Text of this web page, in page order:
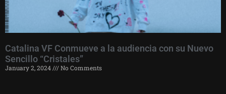
Catalina VF Conmueve a la audiencia con su Nuevo
Sencillo “Cristales”
January 2, 2024 No Comments